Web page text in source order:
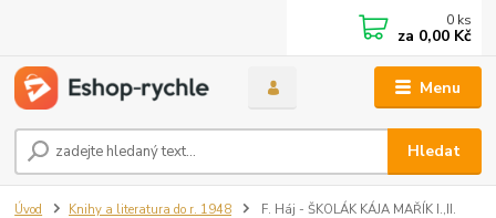
Menu
Hledat
0 ks
za 0,00 Kč
Úvod Knihy a literatura do r. 1948 F. Háj - ŠKOLÁK KÁJA MAŘÍK I.,II.